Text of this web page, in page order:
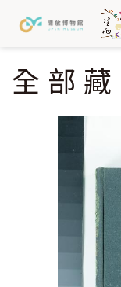
關於
您在這裡
全部藏